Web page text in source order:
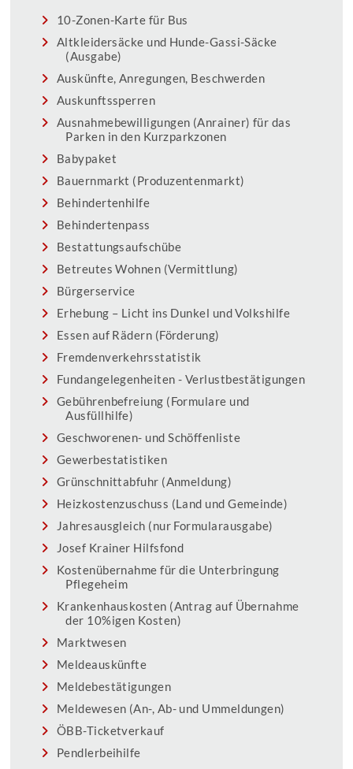
10-Zonen-Karte für Bus
Altkleidersäcke und Hunde-Gassi-Säcke
(Ausgabe)
Auskünfte, Anregungen, Beschwerden
Auskunftssperren
Ausnahmebewilligungen (Anrainer) für das
Parken in den Kurzparkzonen
Babypaket
Bauernmarkt (Produzentenmarkt)
Behindertenhilfe
Behindertenpass
Bestattungsaufschübe
Betreutes Wohnen (Vermittlung)
Bürgerservice
Erhebung – Licht ins Dunkel und Volkshilfe
Essen auf Rädern (Förderung)
Fremdenverkehrsstatistik
Fundangelegenheiten - Verlustbestätigungen
Gebührenbefreiung (Formulare und
Ausfüllhilfe)
Geschworenen- und Schöffenliste
Gewerbestatistiken
Grünschnittabfuhr (Anmeldung)
Heizkostenzuschuss (Land und Gemeinde)
Jahresausgleich (nur Formularausgabe)
Josef Krainer Hilfsfond
Kostenübernahme für die Unterbringung
Pflegeheim
Krankenhauskosten (Antrag auf Übernahme
der 10%igen Kosten)
Marktwesen
Meldeauskünfte
Meldebestätigungen
Meldewesen (An-, Ab- und Ummeldungen)
ÖBB-Ticketverkauf
Pendlerbeihilfe